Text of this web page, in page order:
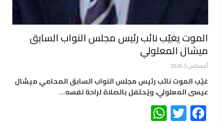
الموت يغيّب نائب رئيس مجلس النواب السابق
ميشال المعلولي
أغسطس 5, 2026
غيّب الموت نائب رئيس مجلس النواب السابق المحامي ميشال
عيسى المعلولي، ويُحتفل بالصلاة لراحة نفسه…
Facebook
Twitter